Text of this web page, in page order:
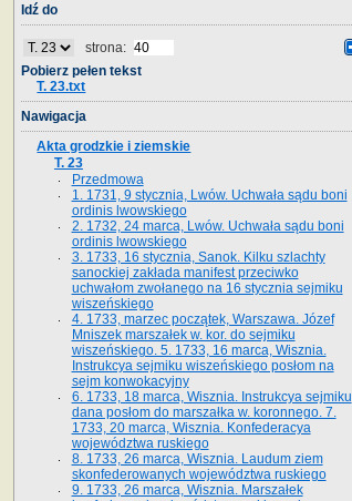
Idź do
strona:
Pobierz pełen tekst
T. 23.txt
Nawigacja
Akta grodzkie i ziemskie
T. 23
Przedmowa
1. 1731, 9 stycznia, Lwów. Uchwała sądu boni
ordinis lwowskiego
2. 1732, 24 marca, Lwów. Uchwała sądu boni
ordinis lwowskiego
3. 1733, 16 stycznia, Sanok. Kilku szlachty
sanockiej zakłada manifest przeciwko
uchwałom zwołanego na 16 stycz­nia sejmiku
wiszeńskiego
4. 1733, marzec początek, Warszawa. Józef
Mniszek marszałek w. kor. do sejmiku
wiszeńskiego. 5. 1733, 16 marca, Wisznia.
Instrukcya sejmiku wiszeńskiego posłom na
sejm konwokacyjny
6. 1733, 18 marca, Wisznia. Instrukcya sejmiku
dana posłom do marszałka w. koronnego. 7.
1733, 20 marca, Wisznia. Konfederacya
województwa ruskiego
8. 1733, 26 marca, Wisznia. Laudum ziem
skonfederowanych województwa ruskiego
9. 1733, 26 marca, Wisznia. Marszałek